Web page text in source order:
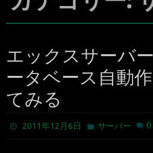
エックスサーバ
ータベース自動
てみる
2011年12月6日 サーバー 0